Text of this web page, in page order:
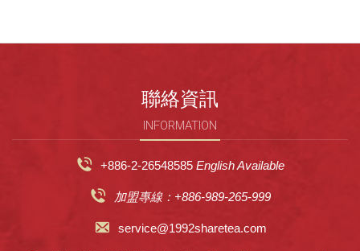
聯絡資訊
INFORMATION
+886-2-26548585 English Available
加盟專線：+886-989-265-999
service@1992sharetea.com